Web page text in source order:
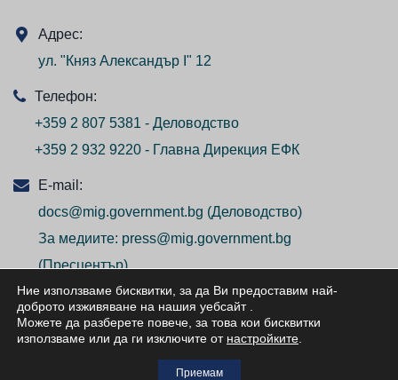
Адрес:
ул. "Княз Александър I" 12
Телефон:
+359 2 807 5381 - Деловодство
+359 2 932 9220 - Главна Дирекция ЕФК
E-mail:
docs@mig.government.bg (Деловодство)
За медиите: press@mig.government.bg
(Пресцентър)
© ВСИЧКИ ПРАВА ЗАПАЗЕНИ/ALL RIGHTS
Ние използваме бисквитки, за да Ви предоставим най-
доброто изживяване на нашия уебсайт.
Можете да разберете повече, за това кои бисквитки
използваме или да ги изключите от настройките
Приемам